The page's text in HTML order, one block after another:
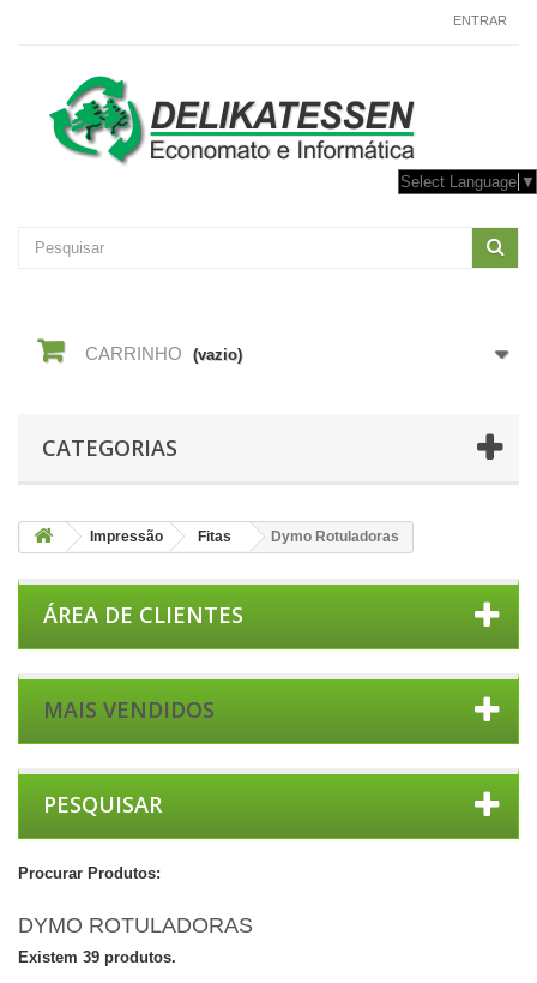
ENTRAR
Select Language ▼
CARRINHO (vazio)
CATEGORIAS
Impressão Fitas Dymo Rotuladoras
ÁREA DE CLIENTES
MAIS VENDIDOS
PESQUISAR
Procurar Produtos:
DYMO ROTULADORAS
Existem 39 produtos.